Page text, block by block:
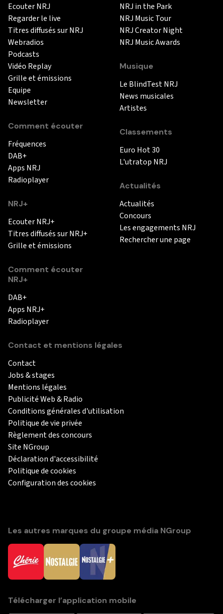
Ecouter NRJ
Regarder le live
Titres diffusés sur NRJ
Webradios
Podcasts
Vidéo Replay
Grille et émissions
Equipe
Newsletter
Comment écouter
Fréquences
DAB+
Apps NRJ
Radioplayer
NRJ+
Ecouter NRJ+
Titres diffusés sur NRJ+
Grille et émissions
Comment écouter
NRJ+
DAB+
Apps NRJ+
Radioplayer
NRJ in the Park
NRJ Music Tour
NRJ Creator Night
NRJ Music Awards
Musique
Le BlindTest NRJ
News musicales
Artistes
Classements
Euro Hot 30
L'utratop NRJ
Actualités
Actualités
Concours
Les engagements NRJ
Rechercher une page
Contact et mentions légales
Contact
Jobs & stages
Mentions légales
Publicité Web & Radio
Conditions générales d'utilisation
Politique de vie privée
Règlement des concours
Site NGroup
Déclaration d'accessibilité
Politique de cookies
Configuration des cookies
Les autres marques du groupe média NGroup
Télécharger l’application mobile